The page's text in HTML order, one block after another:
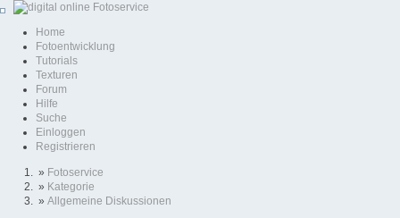
Home
Fotoentwicklung
Tutorials
Texturen
Forum
Hilfe
Suche
Einloggen
Registrieren
» Fotoservice
» Kategorie
» Allgemeine Diskussionen